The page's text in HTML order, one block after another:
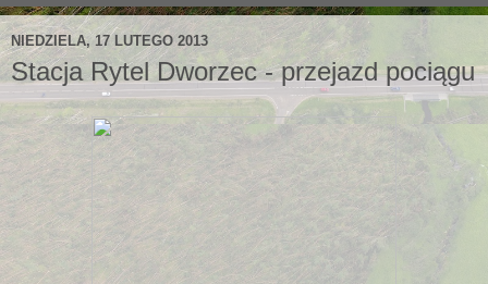
NIEDZIELA, 17 LUTEGO 2013
Stacja Rytel Dworzec - przejazd pociągu